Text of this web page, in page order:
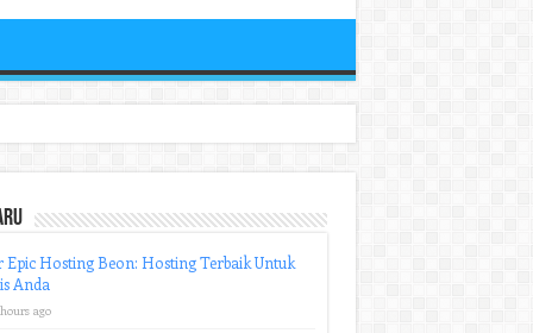
Epic Hosting Beon: Hosting Terbaik Untuk
Anda
ago